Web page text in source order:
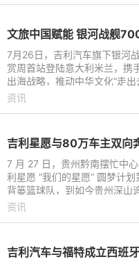
文旅中国赋能 银河战舰
7月26日，吉利汽车旗下银河
赏周首站登陆意大利米兰，携
出海战略，推动中华文化“走
国际文化交流搭建起全
资讯
7 月 27 日，贵州黔南摆忙中
利星愿 “我们的星愿” 圆梦计
背篓篮球队，到如今贵州深山
公益接力持续
资讯